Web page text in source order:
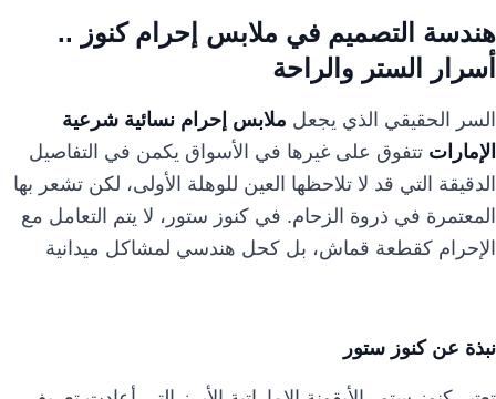
هندسة التصميم في ملابس إحرام كنوز ..
أسرار الستر والراحة
السر الحقيقي الذي يجعل ملابس إحرام نسائية شرعية
الإمارات تتفوق على غيرها في الأسواق يكمن في التفاصيل
الدقيقة التي قد لا تلاحظها العين للوهلة الأولى، لكن تشعر بها
المعتمرة في ذروة الزحام. في كنوز ستور، لا يتم التعامل مع
الإحرام كقطعة قماش، بل كحل هندسي لمشاكل ميدانية
نبذة عن كنوز ستور